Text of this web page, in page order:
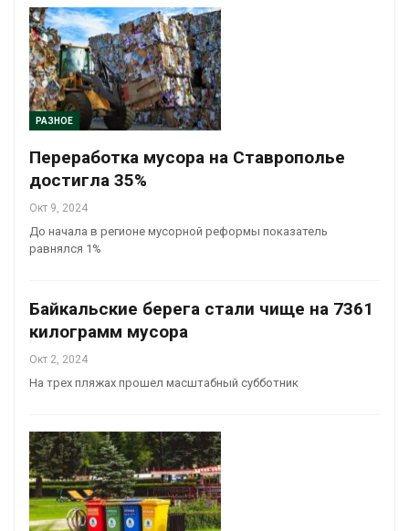
РАЗНОЕ
Переработка мусора на Ставрополье
достигла 35%
Окт 9, 2024
До начала в регионе мусорной реформы показатель
равнялся 1%
Байкальские берега стали чище на 7361
килограмм мусора
Окт 2, 2024
На трех пляжах прошел масштабный субботник